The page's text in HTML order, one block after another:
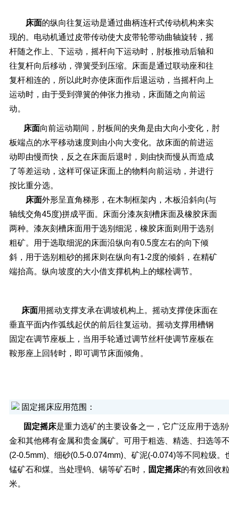
床面的纵向往复运动是通过曲柄连杆式传动机构来实
现的。电动机通过皮带传动使大皮带轮带动曲轴旋转，摇
杆随之作上、下运动，摇杆向下运动时，肘板推动后轴和
往复杆向后移动，弹簧受到压缩。床面是通过联动座和往
复杆相连的，所以此时亦使床面作后退运动，当摇杆向上
运动时，由于受到弹簧的伸张力推动，床面随之向前运
动。
床面向前运动期间，肘板间的夹角是由大向小变化，肘
板端点的水平移动速度则由小向大变化。故床面的前进运
动即由慢而快，反之在床面后退时，则由快而慢从而造成
了等差运动，这样可保证床面上的物料向前运动，并进行
按比重分选。
床面外形呈直角梯形，在木制框架内，木板沿斜向(与
轴线交角45度)拼成平面。床面分漆灰刻槽床面及橡胶床面
两种。漆灰刻槽床面用于选别细泥， 橡胶床面 则用于选别
粗矿。用于选取细泥的床面沿纵向有0.5度左右的向下倾
斜，用于选别粗砂的摇床则在纵向有1-2度的倾斜，在精矿
端抬高。纵向坡度的大小借支撑机构上的螺栓调节。
床面用摇动支撑支承在调坡机构上。摇动支撑使床面在
垂直平面内作弧线起伏的前后往复运动。摇动支撑用槽钢
固定在调节座板上，当用手轮通过调节丝杆使调节座板在
鞍形座上回转时，即可调节床面倾角。
固定摇床应用范围：
固定摇床是重力选矿的主要设备之一，它广泛应用于选
金和其他稀有金属和贵金属矿。可用于粗选、精选、扫选等
(2-0.5mm)、细砂(0.5-0.074mm)、矿泥(-0.074)等不同粒级。
锰矿石和煤。当处理钨、锡等矿石时， 固定摇床的有效回收
米。